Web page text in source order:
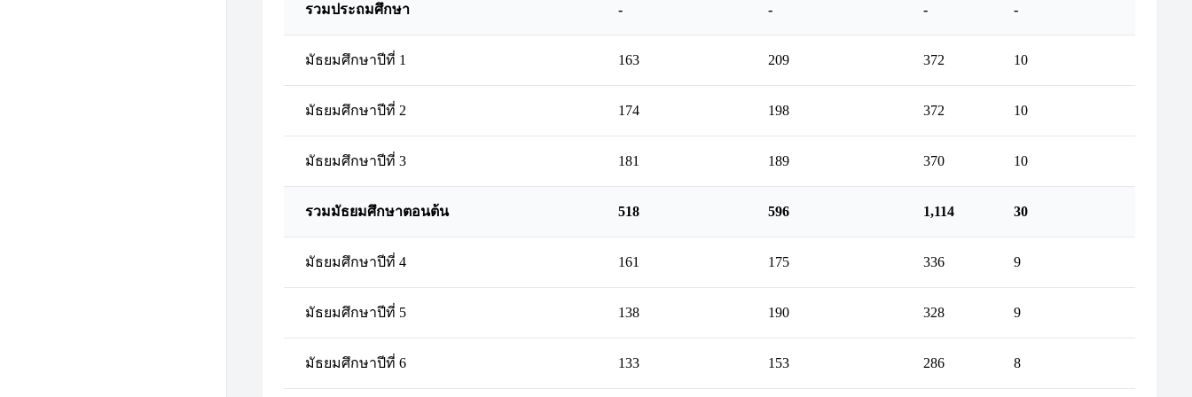
รวมประถมศึกษา - - - -
มัธยมศึกษาปีที่ 1 163 209 372 10
มัธยมศึกษาปีที่ 2 174 198 372 10
มัธยมศึกษาปีที่ 3 181 189 370 10
รวมมัธยมศึกษาตอนต้น 518 596 1,114 30
มัธยมศึกษาปีที่ 4 161 175 336 9
มัธยมศึกษาปีที่ 5 138 190 328 9
มัธยมศึกษาปีที่ 6 133 153 286 8